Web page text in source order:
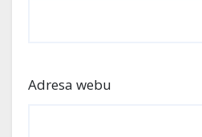
Adresa webu